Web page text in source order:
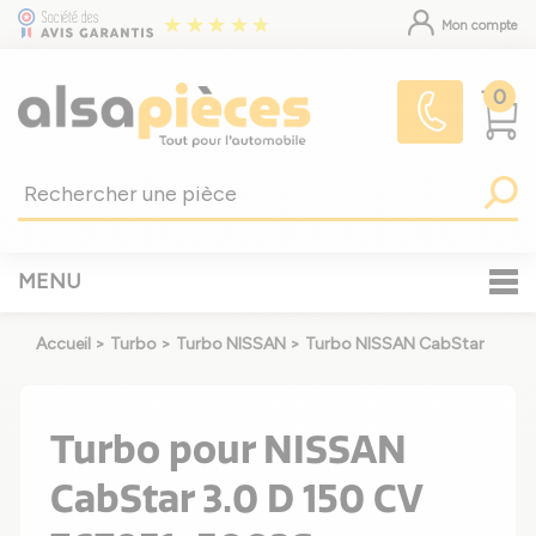
Mon compte
0
MENU
Accueil > Turbo > Turbo NISSAN > Turbo NISSAN CabStar
Turbo pour NISSAN
CabStar 3.0 D 150 CV